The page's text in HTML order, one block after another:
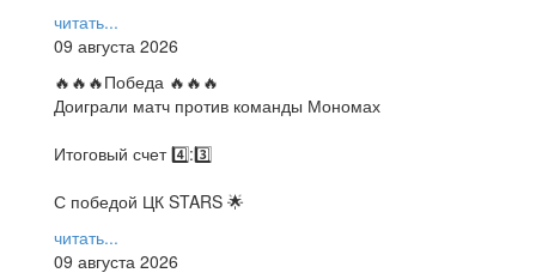
читать...
09 августа 2026
🔥🔥🔥Победа 🔥🔥🔥
Доиграли матч против команды Мономах
Итоговый счет 4️⃣:3️⃣
С победой ЦК STARS 🌟
читать...
09 августа 2026